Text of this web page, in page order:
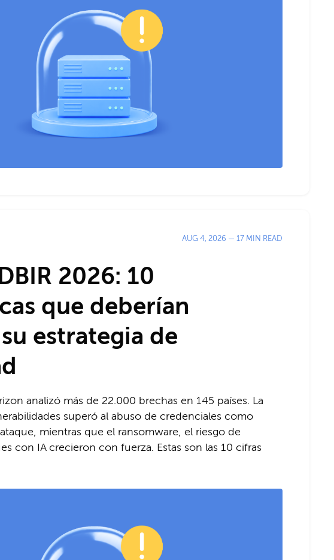
AUG 4, 2026 — 17 MIN READ
2026: 10
que deberían
estrategia de
analizó más de 22.000 brechas en 145 países. La
superó al abuso de credenciales como
mientras que el ransomware, el riesgo de
con IA crecieron con fuerza. Estas son las 10 cifras